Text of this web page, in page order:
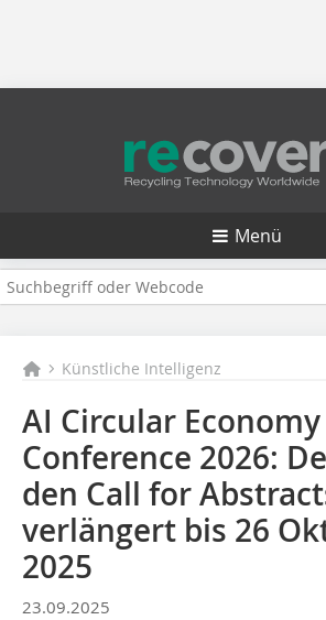
Menü
Künstliche Intelligenz
AI Circular Economy
Conference 2026:
den Call for
verlängert bis 26
2025
23.09.2025